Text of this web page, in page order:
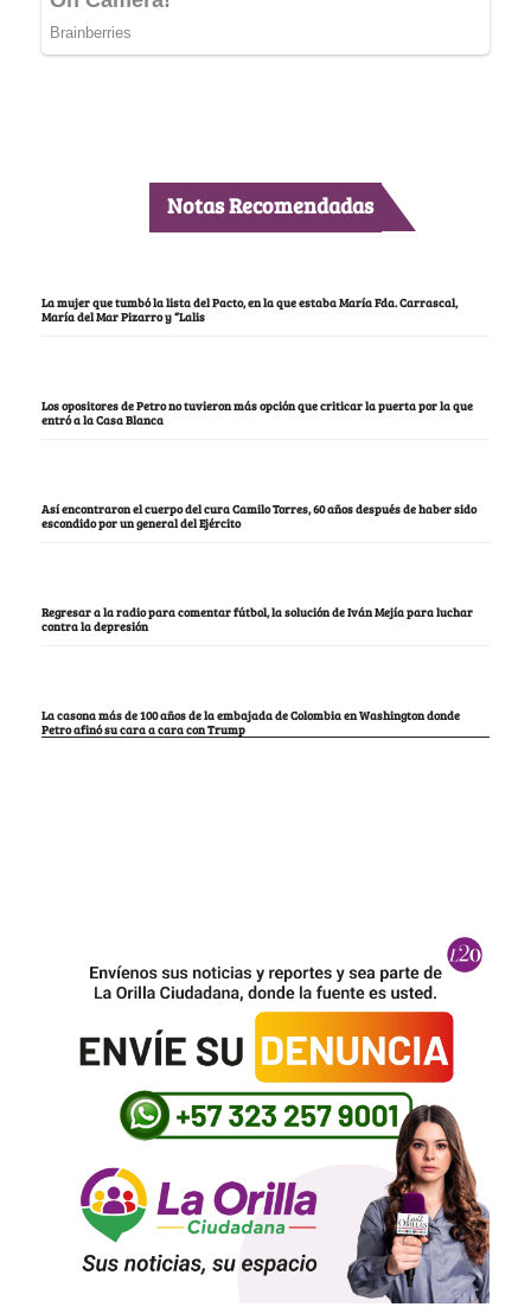
Notas Recomendadas
La mujer que tumbó la lista del Pacto, en la que estaba María Fda. Carrascal,
María del Mar Pizarro y “Lalis
Los opositores de Petro no tuvieron más opción que criticar la puerta por la que
entró a la Casa Blanca
Así encontraron el cuerpo del cura Camilo Torres, 60 años después de haber sido
escondido por un general del Ejército
Regresar a la radio para comentar fútbol, la solución de Iván Mejía para luchar
contra la depresión
La casona más de 100 años de la embajada de Colombia en Washington donde
Petro afinó su cara a cara con Trump